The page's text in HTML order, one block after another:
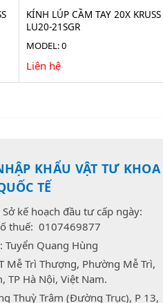
KÍNH LÚP CẦM TAY 20X KRUSS
LU20-21SGR
MODEL: 0
Liên hệ
KHẨU VẬT TƯ KHOA
TẾ
kế hoạch đầu tư cấp ngày:
thuế: 0107469877
Tuyển Quang Hùng
Mễ Trì Thượng, Phường Mễ Trì,
TP Hà Nội, Việt Nam.
Thuỳ Trâm (Đường Trục), P 13,